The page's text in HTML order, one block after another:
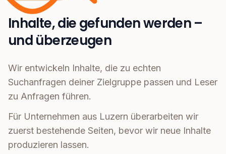
Inhalte, die gefunden werden –
und überzeugen
Wir entwickeln Inhalte, die zu echten
Suchanfragen deiner Zielgruppe passen und Leser
zu Anfragen führen.
Für Unternehmen aus Luzern überarbeiten wir
zuerst bestehende Seiten, bevor wir neue Inhalte
produzieren lassen.